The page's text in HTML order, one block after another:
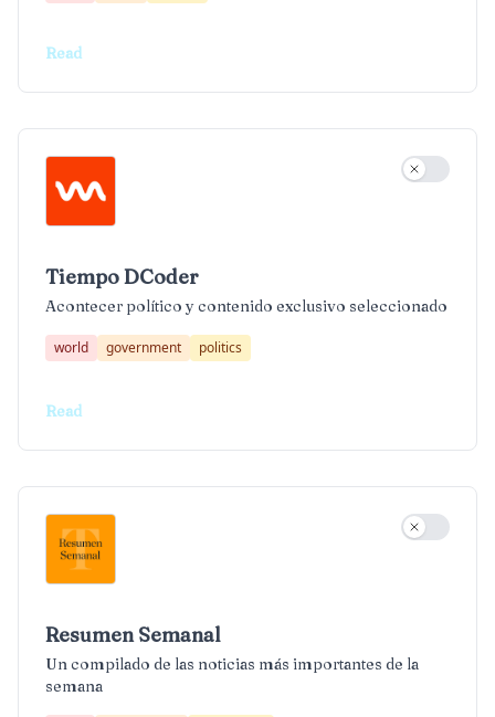
Read
Tiempo DCoder
Acontecer político y contenido exclusivo seleccionado
world government politics
Read
Use
Resumen Semanal
Un compilado de las noticias más importantes de la
semana
Use